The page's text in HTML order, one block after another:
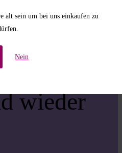
alt sein um bei uns einkaufen zu
Nein
an einer
Sache –
wieder